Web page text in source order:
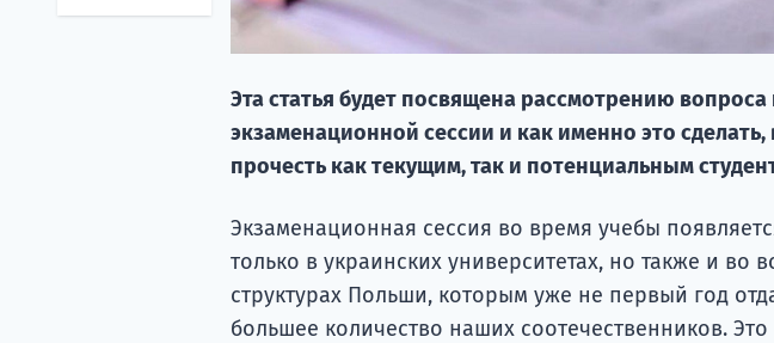
Эта статья будет посвящена рассмотрению
экзаменационной сессии и как именно это сделать,
прочесть как текущим, так и потенциальным
Экзаменационная сессия во время учебы
только в украинских университетах, но также и во
структурах Польши, которым уже не первый год
большее количество наших соотечественников.